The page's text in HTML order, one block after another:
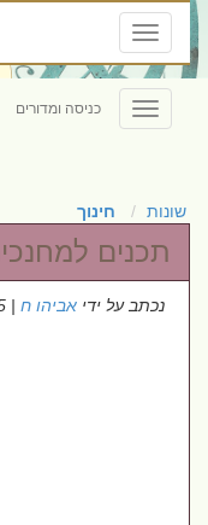
Toggle
navigation
Toggle
navigation
כניסה ומדורים
שונות חינוך
תכנים למחנכים
נכתב על ידיאביהו ח| 7/9/2025